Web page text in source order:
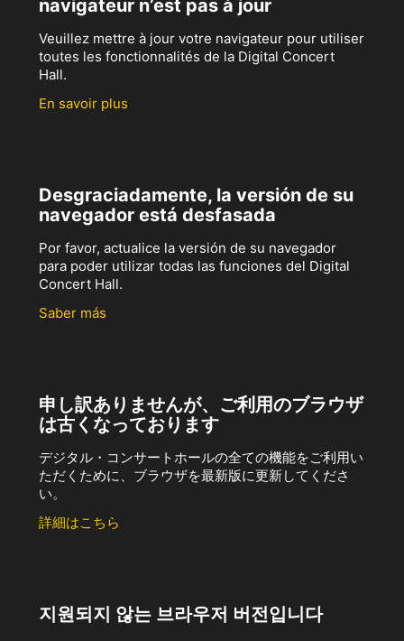
navigateur n’est pas à jour
Veuillez mettre à jour votre navigateur pour utiliser
toutes les fonctionnalités de la Digital Concert
Hall.
En savoir plus
Desgraciadamente, la versión de su
navegador está desfasada
Por favor, actualice la versión de su navegador
para poder utilizar todas las funciones del Digital
Concert Hall.
Saber más
申し訳ありませんが、ご利用のブラウザ
は古くなっております
デジタル・コンサートホールの全ての機能をご利用い
ただくために、ブラウザを最新版に更新してくださ
い。
詳細はこちら
지원되지 않는 브라우저 버전입니다